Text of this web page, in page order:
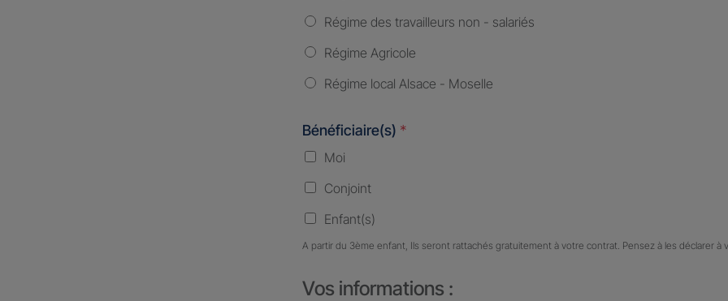
Régime des travailleurs non - salariés
Régime Agricole
Régime local Alsace - Moselle
Bénéficiaire(s) *
Moi
Conjoint
Enfant(s)
A partir du 3ème enfant, Ils seront rattachés gratuitement à votre contrat. Pensez à les déclarer à
Vos informations :